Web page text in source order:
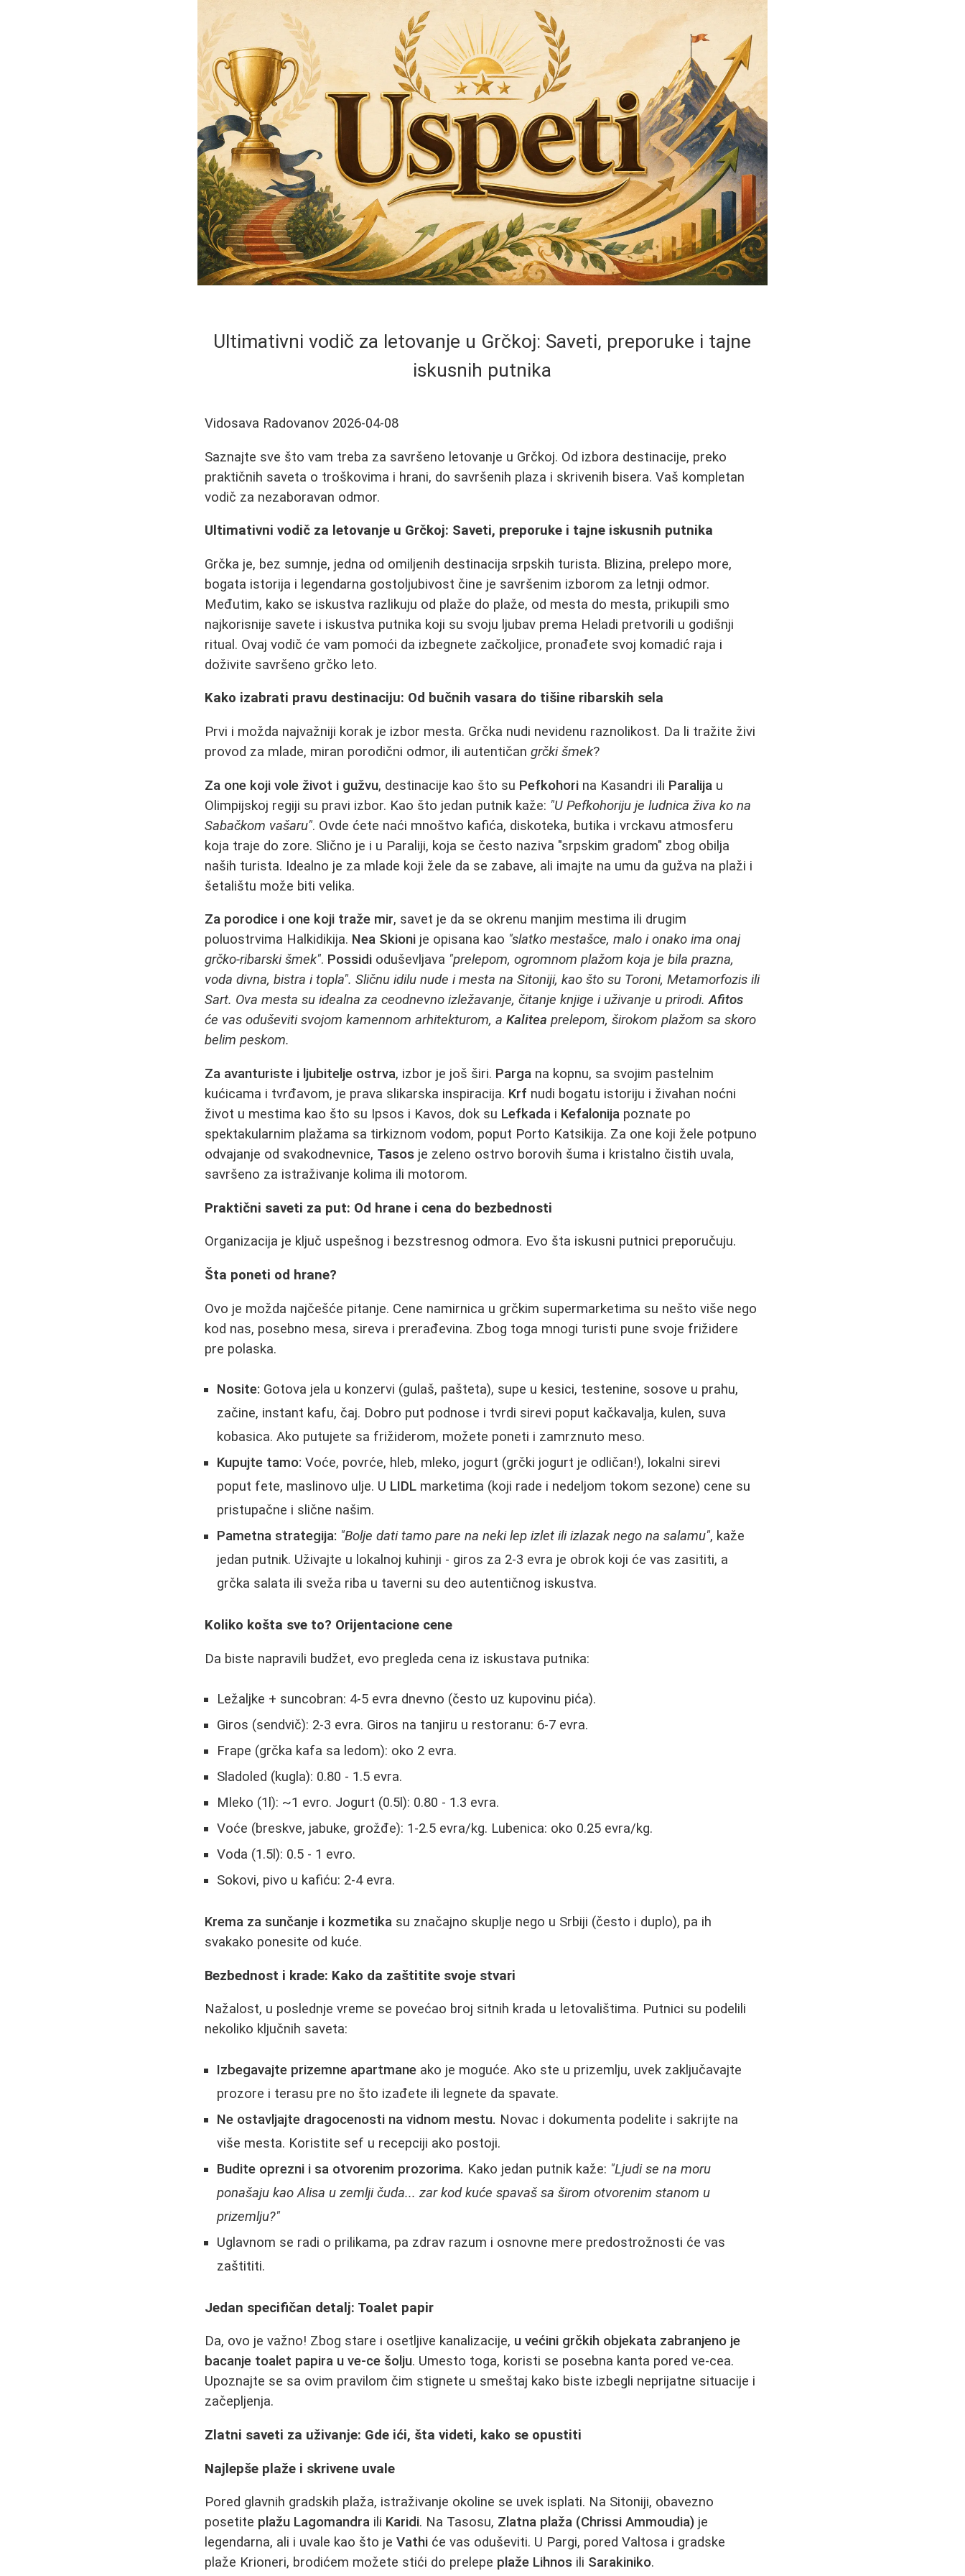
Ultimativni vodič za letovanje u Grčkoj: Saveti, preporuke i tajne
iskusnih putnika
Vidosava Radovanov 2026-04-08
Saznajte sve što vam treba za savršeno letovanje u Grčkoj. Od izbora destinacije, preko
praktičnih saveta o troškovima i hrani, do savršenih plaza i skrivenih bisera. Vaš kompletan
vodič za nezaboravan odmor.
Ultimativni vodič za letovanje u Grčkoj: Saveti, preporuke i tajne iskusnih putnika
Grčka je, bez sumnje, jedna od omiljenih destinacija srpskih turista. Blizina, prelepo more,
bogata istorija i legendarna gostoljubivost čine je savršenim izborom za letnji odmor.
Međutim, kako se iskustva razlikuju od plaže do plaže, od mesta do mesta, prikupili smo
najkorisnije savete i iskustva putnika koji su svoju ljubav prema Heladi pretvorili u godišnji
ritual. Ovaj vodič će vam pomoći da izbegnete začkoljice, pronađete svoj komadić raja i
doživite savršeno grčko leto.
Kako izabrati pravu destinaciju: Od bučnih vasara do tišine ribarskih sela
Prvi i možda najvažniji korak je izbor mesta. Grčka nudi nevidenu raznolikost. Da li tražite živi
provod za mlade, miran porodični odmor, ili autentičangrčki šmek?
Za one koji vole život i gužvu, destinacije kao što su Pefkohori na Kasandri ili Paralija u
Olimpijskoj regiji su pravi izbor. Kao što jedan putnik kaže: "U Pefkohoriju je ludnica živa ko na
Sabačkom vašaru". Ovde ćete naći mnoštvo kafića, diskoteka, butika i vrckavu atmosferu
koja traje do zore. Slično je i u Paraliji, koja se često naziva "srpskim gradom" zbog obilja
naših turista. Idealno je za mlade koji žele da se zabave, ali imajte na umu da gužva na plaži i
šetalištu može biti velika.
Za porodice i one koji traže mir, savet je da se okrenu manjim mestima ili drugim
poluostrvima Halkidikija. Nea Skioni je opisana kao "slatko mestašce, malo i onako ima onaj
grčko-ribarski šmek". Possidi oduševljava "prelepom, ogromnom plažom koja je bila prazna,
voda divna, bistra i topla". Sličnu idilu nude i mesta na Sitoniji, kao što su Toroni, Metamorfozis ili
Sart. Ova mesta su idealna za ceodnevno izležavanje, čitanje knjige i uživanje u prirodi.Afitos
će vas oduševiti svojom kamennom arhitekturom, aKalitea prelepom, širokom plažom sa skoro
belim peskom.
Za avanturiste i ljubitelje ostrva, izbor je još širi. Parga na kopnu, sa svojim pastelnim
kućicama i tvrđavom, je prava slikarska inspiracija. Krf nudi bogatu istoriju i živahan noćni
život u mestima kao što su Ipsos i Kavos, dok su Lefkada i Kefalonija poznate po
spektakularnim plažama sa tirkiznom vodom, poput Porto Katsikija. Za one koji žele potpuno
odvajanje od svakodnevnice, Tasos je zeleno ostrvo borovih šuma i kristalno čistih uvala,
savršeno za istraživanje kolima ili motorom.
Praktični saveti za put: Od hrane i cena do bezbednosti
Organizacija je ključ uspešnog i bezstresnog odmora. Evo šta iskusni putnici preporučuju.
Šta poneti od hrane?
Ovo je možda najčešće pitanje. Cene namirnica u grčkim supermarketima su nešto više nego
kod nas, posebno mesa, sireva i prerađevina. Zbog toga mnogi turisti pune svoje frižidere
pre polaska.
Nosite: Gotova jela u konzervi (gulaš, pašteta), supe u kesici, testenine, sosove u prahu,
začine, instant kafu, čaj. Dobro put podnose i tvrdi sirevi poput kačkavalja, kulen, suva
kobasica. Ako putujete sa frižiderom, možete poneti i zamrznuto meso.
Kupujte tamo: Voće, povrće, hleb, mleko, jogurt (grčki jogurt je odličan!), lokalni sirevi
poput fete, maslinovo ulje. U LIDL marketima (koji rade i nedeljom tokom sezone) cene su
pristupačne i slične našim.
Pametna strategija: "Bolje dati tamo pare na neki lep izlet ili izlazak nego na salamu", kaže
jedan putnik. Uživajte u lokalnoj kuhinji - giros za 2-3 evra je obrok koji će vas zasititi, a
grčka salata ili sveža riba u taverni su deo autentičnog iskustva.
Koliko košta sve to? Orijentacione cene
Da biste napravili budžet, evo pregleda cena iz iskustava putnika:
Ležaljke + suncobran: 4-5 evra dnevno (često uz kupovinu pića).
Giros (sendvič): 2-3 evra. Giros na tanjiru u restoranu: 6-7 evra.
Frape (grčka kafa sa ledom): oko 2 evra.
Sladoled (kugla): 0.80 - 1.5 evra.
Mleko (1l): ~1 evro. Jogurt (0.5l): 0.80 - 1.3 evra.
Voće (breskve, jabuke, grožđe): 1-2.5 evra/kg. Lubenica: oko 0.25 evra/kg.
Voda (1.5l): 0.5 - 1 evro.
Sokovi, pivo u kafiću: 2-4 evra.
Krema za sunčanje i kozmetika su značajno skuplje nego u Srbiji (često i duplo), pa ih
svakako ponesite od kuće.
Bezbednost i krade: Kako da zaštitite svoje stvari
Nažalost, u poslednje vreme se povećao broj sitnih krada u letovalištima. Putnici su podelili
nekoliko ključnih saveta:
Izbegavajte prizemne apartmane ako je moguće. Ako ste u prizemlju, uvek zaključavajte
prozore i terasu pre no što izađete ili legnete da spavate.
Ne ostavljajte dragocenosti na vidnom mestu. Novac i dokumenta podelite i sakrijte na
više mesta. Koristite sef u recepciji ako postoji.
Budite oprezni i sa otvorenim prozorima. Kako jedan putnik kaže: "Ljudi se na moru
ponašaju kao Alisa u zemlji čuda... zar kod kuće spavaš sa širom otvorenim stanom u
prizemlju?"
Uglavnom se radi o prilikama, pa zdrav razum i osnovne mere predostrožnosti će vas
zaštititi.
Jedan specifičan detalj: Toalet papir
Da, ovo je važno! Zbog stare i osetljive kanalizacije, u većini grčkih objekata zabranjeno je
bacanje toalet papira u ve-ce šolju. Umesto toga, koristi se posebna kanta pored ve-cea.
Upoznajte se sa ovim pravilom čim stignete u smeštaj kako biste izbegli neprijatne situacije i
začepljenja.
Zlatni saveti za uživanje: Gde ići, šta videti, kako se opustiti
Najlepše plaže i skrivene uvale
Pored glavnih gradskih plaža, istraživanje okoline se uvek isplati. Na Sitoniji, obavezno
posetite plažu Lagomandra ili Karidi. Na Tasosu, Zlatna plaža (Chrissi Ammoudia) je
legendarna, ali i uvale kao što jeVathi će vas oduševiti. U Pargi, pored Valtosa i gradske
plaže Krioneri, brodićem možete stići do prelepe plaže Lihnos ili Sarakiniko.